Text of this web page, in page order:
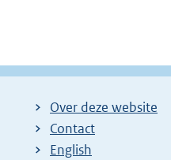
Over deze website
Contact
English